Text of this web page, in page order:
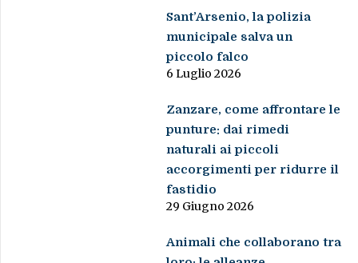
Zanzare, come affrontare le
punture: dai rimedi
naturali ai piccoli
accorgimenti per ridurre il
29 Giugno 2026
Animali che collaborano tra
loro: le alleanze
sorprendenti nel mondo
della natura
Dal pesce azzurro ai grandi